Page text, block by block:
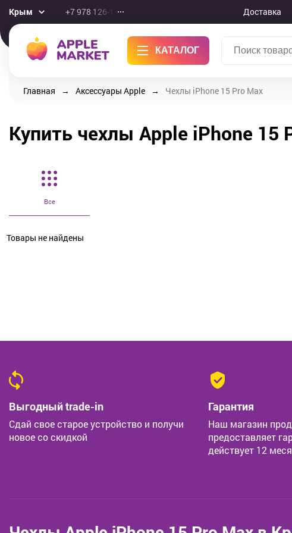
Крым +7 978 126-10-46 Доставка
КАТАЛОГ
Главная Аксессуары Apple Чехлы iPhone 15 Pro Max
Купить чехлы Apple iPhone 15
Все
Товары не найдены
Выгодный trade-in
Сдай свое старое устройство и получи
новое со скидкой
Гарантия
Наш магазин
предоставляет
действует 12